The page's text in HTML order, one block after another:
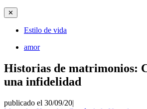
✕
Estilo de vida
amor
Historias de matrimonios:
una infidelidad
publicado el 30/09/20|